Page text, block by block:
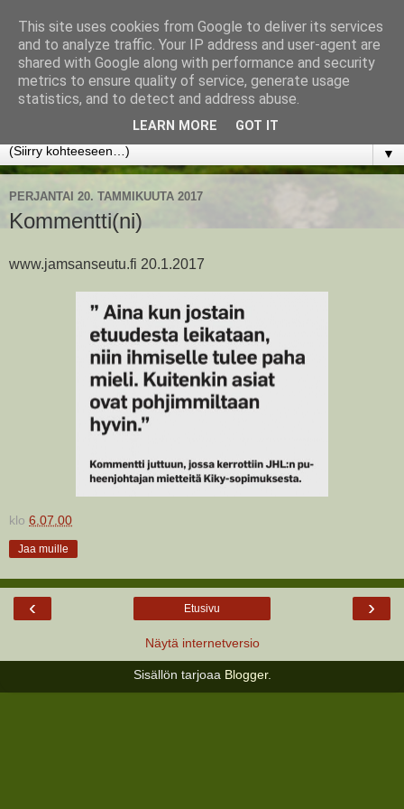
www.jyrkikokko.fi
Uusi Suunta - Jokainen hetki tarjoaa tilaisuuden muuttaa
▼
PERJANTAI 20. TAMMIKUUTA 2017
Kommentti(ni)
www.jamsanseutu.fi 20.1.2017
klo 6.07.00
Jaa muille
‹ ›
Etusivu
Näytä internetversio
Sisällön tarjoaa Blogger.
This site uses cookies from Google to deliver its services
and to analyze traffic. Your IP address and user-agent are
shared with Google along with performance and security
metrics to ensure quality of service, generate usage
statistics, and to detect and address abuse.
LEARN MORE GOT IT